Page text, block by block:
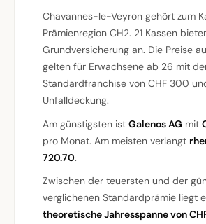
Chavannes-le-Veyron gehört zum
Prämienregion CH2. 21 Kassen
Grundversicherung an. Die Preise
gelten für Erwachsene ab 26 mit
Standardfranchise von CHF 300
Unfalldeckung.
Am günstigsten ist Galenos AG mit
pro Monat. Am meisten verlangt
720.70.
Zwischen der teuersten und der
verglichenen Standardprämie liegt
theoretische Jahresspanne von